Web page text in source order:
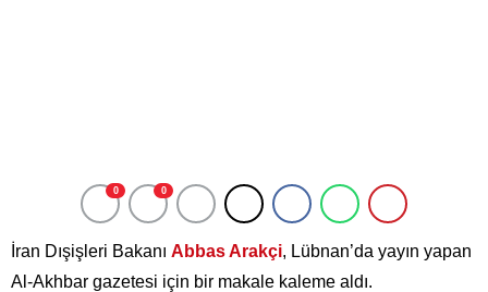
0 0
İran Dışişleri Bakanı Abbas Arakçi, Lübnan’da yayın yapan
Al-Akhbar gazetesi için bir makale kaleme aldı.